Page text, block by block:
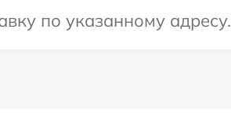
по указанному адресу.